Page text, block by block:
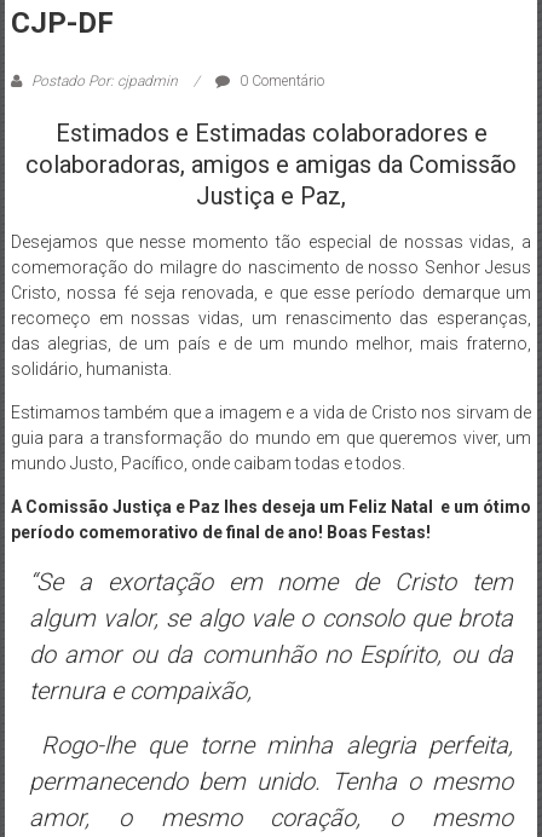
CJP-DF
Postado Por: cjpadmin 0 Comentário
Estimados e Estimadas colaboradores e
colaboradoras, amigos e amigas da Comissão
Justiça e Paz,
Desejamos que nesse momento tão especial de nossas vidas, a
comemoração do milagre do nascimento de nosso Senhor Jesus
Cristo, nossa fé seja renovada, e que esse período demarque um
recomeço em nossas vidas, um renascimento das esperanças,
das alegrias, de um país e de um mundo melhor, mais fraterno,
solidário, humanista.
Estimamos também que a imagem e a vida de Cristo nos sirvam de
guia para a transformação do mundo em que queremos viver, um
mundo Justo, Pacífico, onde caibam todas e todos.
A Comissão Justiça e Paz lhes deseja um Feliz Natal e um ótimo
período comemorativo de final de ano! Boas Festas!
“Se a exortação em nome de Cristo tem
algum valor, se algo vale o consolo que brota
do amor ou da comunhão no Espírito, ou da
ternura e compaixão,
Rogo-lhe que torne minha alegria perfeita,
permanecendo bem unido. Tenha o mesmo
amor, o mesmo coração, o mesmo